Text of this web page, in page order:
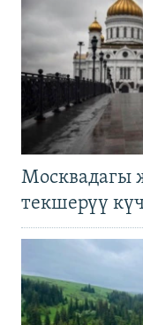
Москвадагы
текшерүү